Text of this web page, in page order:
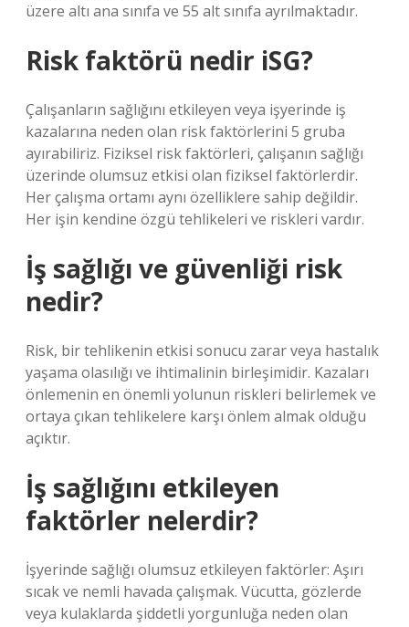
üzere altı ana sınıfa ve 55 alt sınıfa ayrılmaktadır.
Risk faktörü nedir iSG?
Çalışanların sağlığını etkileyen veya işyerinde iş
kazalarına neden olan risk faktörlerini 5 gruba
ayırabiliriz. Fiziksel risk faktörleri, çalışanın sağlığı
üzerinde olumsuz etkisi olan fiziksel faktörlerdir.
Her çalışma ortamı aynı özelliklere sahip değildir.
Her işin kendine özgü tehlikeleri ve riskleri vardır.
İş sağlığı ve güvenliği risk
nedir?
Risk, bir tehlikenin etkisi sonucu zarar veya hastalık
yaşama olasılığı ve ihtimalinin birleşimidir. Kazaları
önlemenin en önemli yolunun riskleri belirlemek ve
ortaya çıkan tehlikelere karşı önlem almak olduğu
açıktır.
İş sağlığını etkileyen
faktörler nelerdir?
İşyerinde sağlığı olumsuz etkileyen faktörler: Aşırı
sıcak ve nemli havada çalışmak. Vücutta, gözlerde
veya kulaklarda şiddetli yorgunluğa neden olan